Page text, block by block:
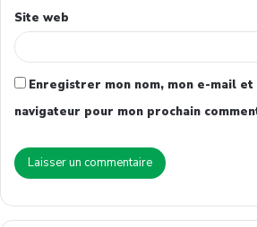
Site web
Enregistrer mon nom, mon e-mail et
navigateur pour mon prochain